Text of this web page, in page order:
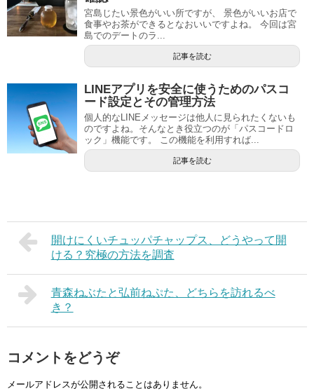
宮島じたい景色がいい所ですが、 景色がいいお店で
食事やお茶ができるとなおいいですよね。 今回は宮
島でのデートのラ...
記事を読む
LINEアプリを安全に使うためのパスコ
ード設定とその管理方法
個人的なLINEメッセージは他人に見られたくないも
のですよね。そんなとき役立つのが「パスコードロ
ック」機能です。 この機能を利用すれば...
記事を読む
開けにくいチュッパチャップス、どうやって開
ける？究極の方法を調査
青森ねぶたと弘前ねぷた、どちらを訪れるべ
き？
コメントをどうぞ
メールアドレスが公開されることはありません。